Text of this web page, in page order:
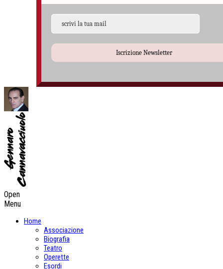
Iscrizione Newsletter
Open
Menu
Home
Associazione
Biografia
Teatro
Operette
Esordi